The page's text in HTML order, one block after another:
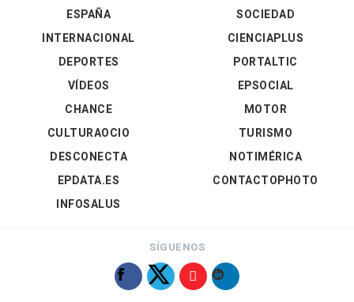
ESPAÑA
INTERNACIONAL
DEPORTES
VÍDEOS
SOCIEDAD
CIENCIAPLUS
PORTALTIC
EPSOCIAL
CHANCE
CULTURAOCIO
DESCONECTA
EPDATA.ES
INFOSALUS
MOTOR
TURISMO
NOTIMÉRICA
CONTACTOPHOTO
SÍGUENOS